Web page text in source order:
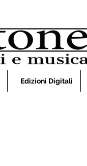
Edizioni Digitali